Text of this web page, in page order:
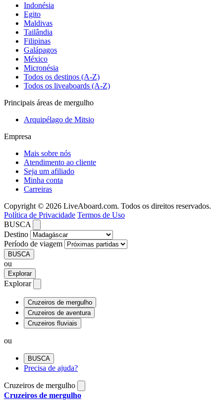
Indonésia
Egito
Maldivas
Tailândia
Filipinas
Galápagos
México
Micronésia
Todos os destinos (A-Z)
Todos os liveaboards (A-Z)
Principais áreas de mergulho
Arquipélago de Mitsio
Empresa
Mais sobre nós
Atendimento ao cliente
Seja um afiliado
Minha conta
Carreiras
Copyright © 2026 LiveAboard.com. Todos os direitos reservados.
Política de Privacidade Termos de Uso
BUSCA
Destino
Período de viagem
BUSCA
ou
Explorar
Explorar
Cruzeiros de mergulho
Cruzeiros de aventura
Cruzeiros fluviais
ou
BUSCA
Precisa de ajuda?
Cruzeiros de mergulho
Cruzeiros de mergulho